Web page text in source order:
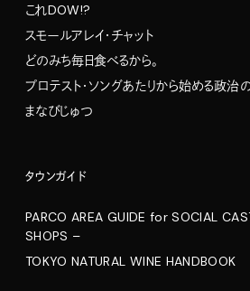
これDOW!?
スモールアレイ・チャット
どのみち毎日食べるから。
プロテスト・ソングあたりから始める政治
まなびじゅつ
タウンガイド
PARCO AREA GUIDE for SOCIAL
SHOPS –
TOKYO NATURAL WINE HANDBOOK